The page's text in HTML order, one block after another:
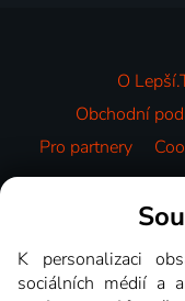
O
Obchodní
Pro partnery
K personalizaci
sociálních médií a